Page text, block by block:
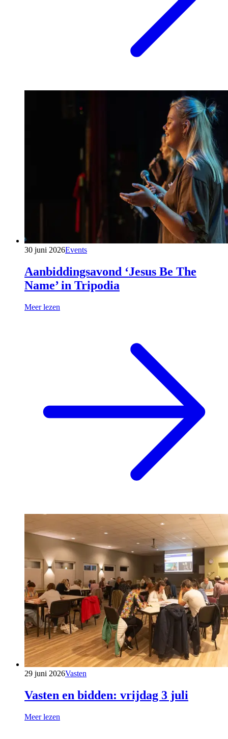
30 juni 2026Events
Aanbiddingsavond ‘Jesus Be The
Name’ in Tripodia
Meer lezen
29 juni 2026Vasten
Vasten en bidden: vrijdag 3 juli
Meer lezen